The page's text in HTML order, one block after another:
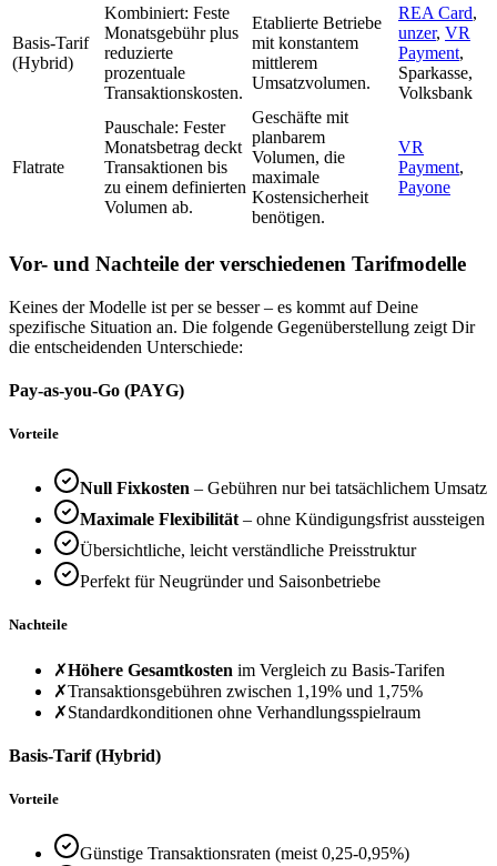
Basis-Tarif
(Hybrid)
Kombiniert: Feste
Monatsgebühr plus
reduzierte
prozentuale
Transaktionskosten.
Etablierte Betriebe
mit konstantem
mittlerem
Umsatzvolumen.
REA Card,
unzer, VR
Payment,
Sparkasse,
Volksbank
Flatrate
Pauschale: Fester
Monatsbetrag deckt
Transaktionen bis
zu einem definierten
Volumen ab.
Geschäfte mit
planbarem
Volumen, die
maximale
Kostensicherheit
benötigen.
VR
Payment,
Payone
Vor- und Nachteile der verschiedenen Tarifmodelle
Keines der Modelle ist per se besser – es kommt auf Deine
spezifische Situation an. Die folgende Gegenüberstellung zeigt Dir
die entscheidenden Unterschiede:
Pay-as-you-Go (PAYG)
Vorteile
Null Fixkosten – Gebühren nur bei tatsächlichem Umsatz
Maximale Flexibilität – ohne Kündigungsfrist aussteigen
Übersichtliche, leicht verständliche Preisstruktur
Perfekt für Neugründer und Saisonbetriebe
Nachteile
✗Höhere Gesamtkosten im Vergleich zu Basis-Tarifen
✗Transaktionsgebühren zwischen 1,19% und 1,75%
✗Standardkonditionen ohne Verhandlungsspielraum
Basis-Tarif (Hybrid)
Vorteile
Günstige Transaktionsraten (meist 0,25-0,95%)